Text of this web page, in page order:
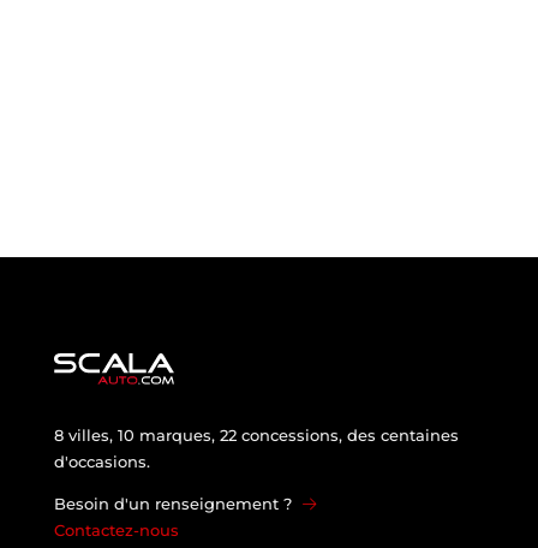
8 villes, 10 marques, 22 concessions, des centaines
d'occasions.
Besoin d'un renseignement ?
Contactez-nous